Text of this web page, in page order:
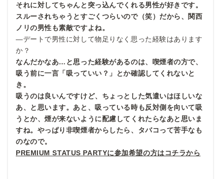
それに対してちゃんと突っ込んでくれる男性が好きです。
スルーされちゃうとすごくつらいので（笑）だから、関西
ノリの男性も素敵ですよね。
—デートで男性に対して物足りなく思った経験はあります
か？
なんだかなあ…と思った経験があるのは、喫煙者の方で、
吸う前に一言「吸っていい？」とか確認してくれないと
き。
吸うのは良いんですけど、ちょっとした気遣いはほしいな
あ、と思います。あと、吸っている時も反対側を向いて吸
うとか、煙が来ないように配慮してくれたらなあと思いま
すね。やっぱり非喫煙者からしたら、タバコって苦手なも
のなので。
PREMIUM STATUS PARTYに参加希望の方はコチラから